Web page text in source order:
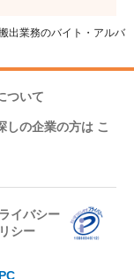
出業務のバイト・アルバ
ついて
しの企業の方は こ
イバシー
シー
PC